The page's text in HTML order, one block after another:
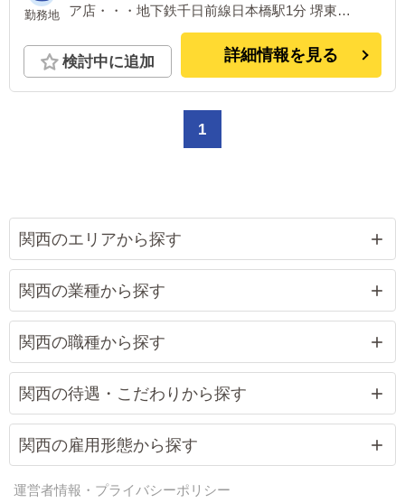
勤務地
ア店・・・地下鉄千日前線日本橋駅1分 堺東
店・・・南海高野線堺東駅徒歩7分
検討中に追加 詳細情報を見る
1
関西のエリアから探す
関西の業種から探す
関西の職種から探す
関西の待遇・こだわりから探す
関西の雇用形態から探す
運営者情報・プライバシーポリシー